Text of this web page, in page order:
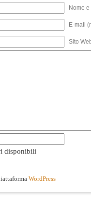
Nome
E-mail
Sito
disponibili
WordPress